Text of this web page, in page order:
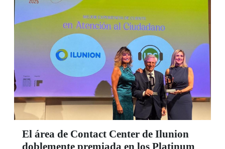
El área de Contact Center de Ilunion